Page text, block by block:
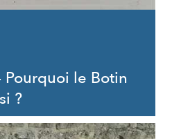
le Botin
?